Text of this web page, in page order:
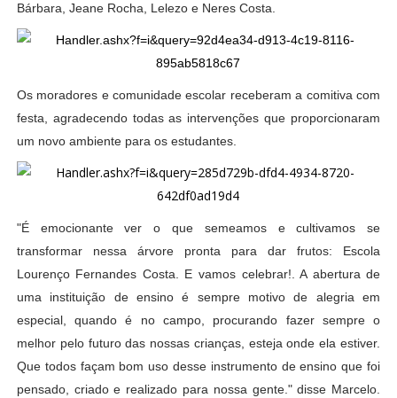
Bárbara, Jeane Rocha, Lelezo e Neres Costa.
Os moradores e comunidade escolar receberam a comitiva com
festa, agradecendo todas as intervenções que proporcionaram
um novo ambiente para os estudantes.
"É emocionante ver o que semeamos e cultivamos se
transformar nessa árvore pronta para dar frutos: Escola
Lourenço Fernandes Costa. E vamos celebrar!. A abertura de
uma instituição de ensino é sempre motivo de alegria em
especial, quando é no campo, procurando fazer sempre o
melhor pelo futuro das nossas crianças, esteja onde ela estiver.
Que todos façam bom uso desse instrumento de ensino que foi
pensado, criado e realizado para nossa gente." disse Marcelo.